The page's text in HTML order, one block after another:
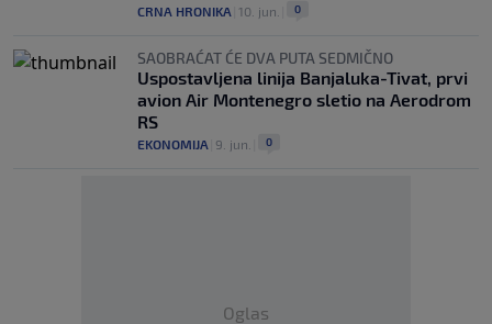
CRNA HRONIKA 10. jun. 0
SAOBRAĆAT ĆE DVA PUTA SEDMIČNO
Uspostavljena linija Banjaluka-Tivat, prvi
avion Air Montenegro sletio na Aerodrom
RS
EKONOMIJA 9. jun. 0
Oglas